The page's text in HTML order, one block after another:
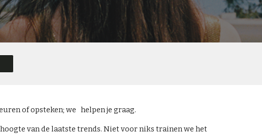
of opsteken; we helpen je graag.
van de laatste trends. Niet voor niks trainen we het